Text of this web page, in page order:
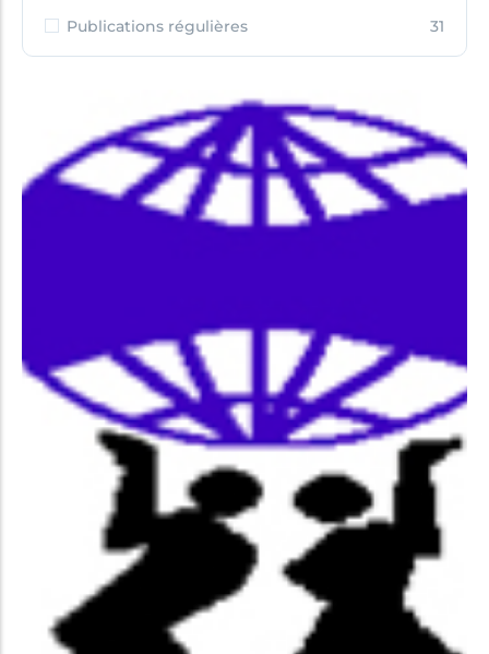
Publications régulières
31